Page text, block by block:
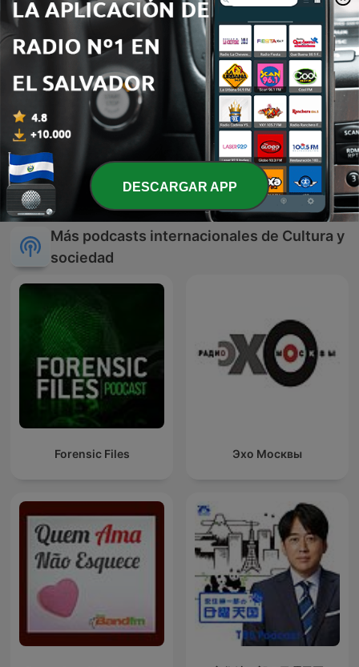
70 80 La serenata del saber
Más podcasts internacionales de Cultura y
sociedad
Forensic Files Эхо Москвы
DESCARGAR APP